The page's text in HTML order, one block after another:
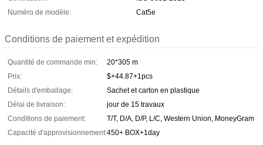
Numéro de modèle:
Cat5e
Conditions de paiement et expédition
Quantité de commande min:
20*305 m
Prix:
$+44.87+1pcs
Détails d'emballage:
Sachet et carton en plastique
Délai de livraison:
jour de 15 travaux
Conditions de paiement:
T/T, D/A, D/P, L/C, Western Union, MoneyGram
Capacité d'approvisionnement:450+ BOX+1day